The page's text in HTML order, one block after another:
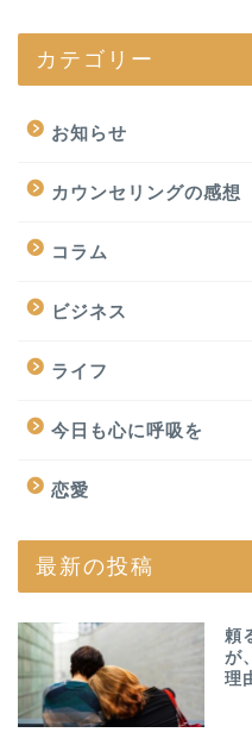
カテゴリー
お知らせ
カウンセリングの感想
コラム
ビジネス
ライフ
今日も心に呼吸を
恋愛
最新の投稿
頼
が
理